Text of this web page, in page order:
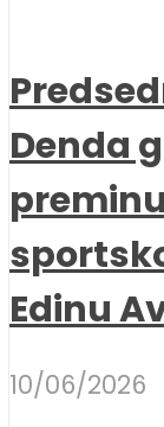
Denda
Edinu
10/06/2026